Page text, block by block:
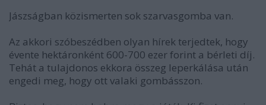
Jászságban közismerten sok szarvasgomba van.
Az akkori szóbeszédben olyan hírek terjedtek, hogy
évente hektáronként 600-700 ezer forint a bérleti díj.
Tehát a tulajdonos ekkora összeg leperkálása után
engedi meg, hogy ott valaki gombásszon.